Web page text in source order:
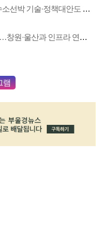
분산에너지·기후테크 담론 주도…수소선박 기술·정책대안도 제시
“부산 수소버스 전환 선택 아닌 필수…창원·울산과 인프라 연계로 시너지”
램